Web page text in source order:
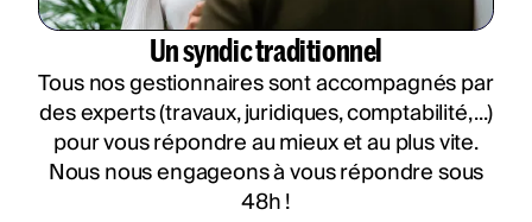
Un syndic traditionnel
Tous nos gestionnaires sont accompagnés par
des experts (travaux, juridiques, comptabilité, ...)
pour vous répondre au mieux et au plus vite.
Nous nous engageons à vous répondre sous
48h !